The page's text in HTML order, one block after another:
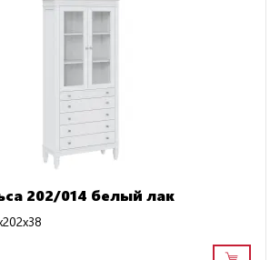
202/014 белый лак